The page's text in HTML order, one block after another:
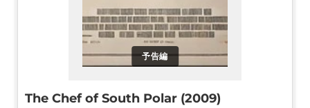
予告編
The Chef of South Polar (2009)